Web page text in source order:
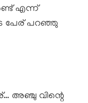
എന്ന്
പേര് പറഞ്ഞു
അഞ്ചു വിന്റെ